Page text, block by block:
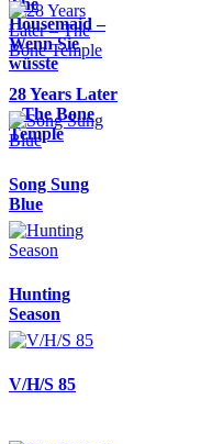
Housemaid –
Wenn Sie
wüsste
28 Years Later
– The Bone
Temple
Song Sung
Blue
Hunting
Season
V/H/S 85